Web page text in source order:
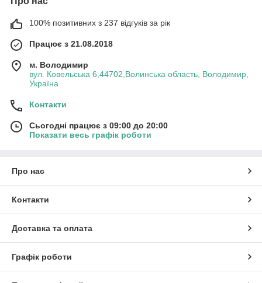
100% позитивних з 237 відгуків за рік
Працює з 21.08.2018
м. Володимир
вул. Ковельська 6,44702,Волинська область, Володимир,
Україна
Контакти
Сьогодні працює з 09:00 до 20:00
Показати весь графік роботи
Про нас
Контакти
Доставка та оплата
Графік роботи